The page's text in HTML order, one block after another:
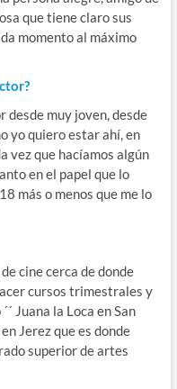
que tiene claro sus
momento al máximo
desde muy joven, desde
yo quiero estar ahí, en
vez que hacíamos algún
en el papel que lo
más o menos que me lo
cine cerca de donde
cursos trimestrales y
Juana la Loca en San
Jerez que es donde
superior de artes